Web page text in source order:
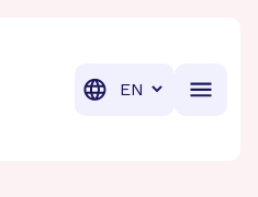
Translation